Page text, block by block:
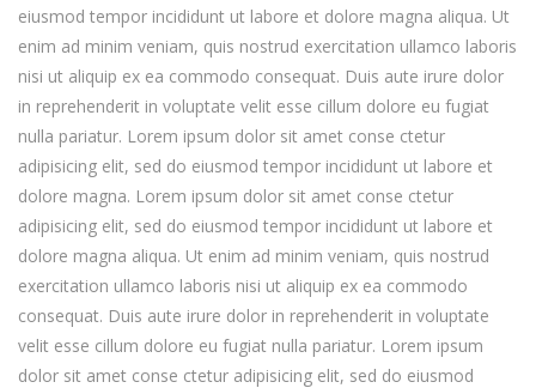
eiusmod tempor incididunt ut labore et dolore magna aliqua. Ut
enim ad minim veniam, quis nostrud exercitation ullamco laboris
nisi ut aliquip ex ea commodo consequat. Duis aute irure dolor
in reprehenderit in voluptate velit esse cillum dolore eu fugiat
nulla pariatur. Lorem ipsum dolor sit amet conse ctetur
adipisicing elit, sed do eiusmod tempor incididunt ut labore et
dolore magna. Lorem ipsum dolor sit amet conse ctetur
adipisicing elit, sed do eiusmod tempor incididunt ut labore et
dolore magna aliqua. Ut enim ad minim veniam, quis nostrud
exercitation ullamco laboris nisi ut aliquip ex ea commodo
consequat. Duis aute irure dolor in reprehenderit in voluptate
velit esse cillum dolore eu fugiat nulla pariatur. Lorem ipsum
dolor sit amet conse ctetur adipisicing elit, sed do eiusmod